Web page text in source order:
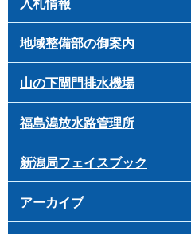
入札情報
地域整備部の御案内
山の下閘門排水機場
福島潟放水路管理所
新潟局フェイスブック
アーカイブ